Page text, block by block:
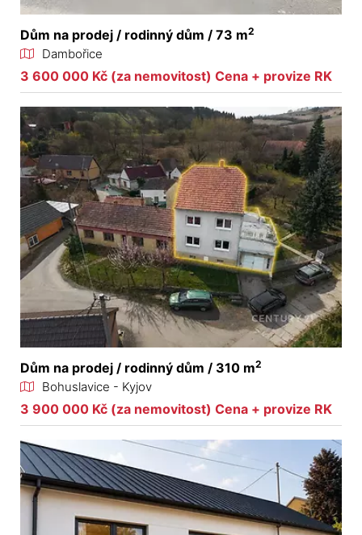
Dům na prodej / rodinný dům / 73 m2
Dambořice
3 600 000 Kč (za nemovitost) Cena + provize RK
Dům na prodej / rodinný dům / 310 m2
Bohuslavice - Kyjov
3 900 000 Kč (za nemovitost) Cena + provize RK